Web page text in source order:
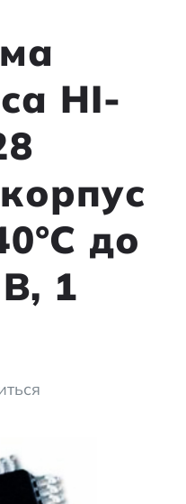
HI-
до
1